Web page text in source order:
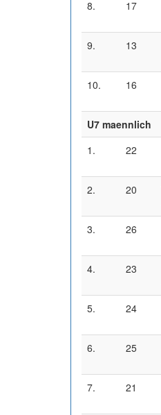
8. 17
9. 13
10. 16
U7 maennlich
1.
22
2. 20
3. 26
4. 23
5. 24
6. 25
7. 21